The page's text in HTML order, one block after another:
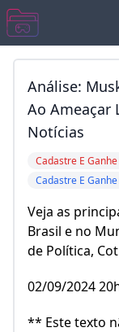
Análise:
Ao Ameaçar
Notícias
Cadastre E
Cadastre E
Veja as
Brasil e no
de Política,
02/09/2024
** Este texto